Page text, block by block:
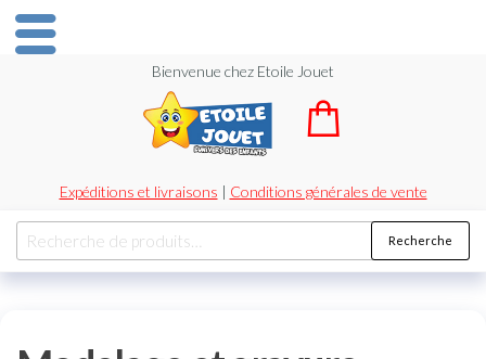
Bienvenue chez Etoile Jouet
Expéditions et livraisons | Conditions générales de vente
Recherche